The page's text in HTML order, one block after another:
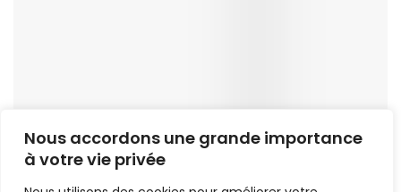
Nous accordons une grande importance
à votre vie privée
1.5k